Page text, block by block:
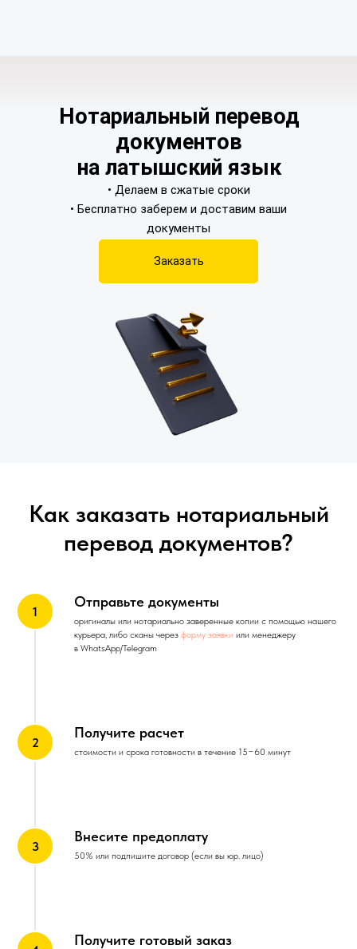
Нотариальный перевод
документов
на латышский язык
• Делаем в сжатые сроки
• Бесплатно заберем и доставим ваши
документы
Заказать
Как заказать нотариальный
перевод документов?
Отправьте документы
оригиналы или нотариально заверенные копии с помощью нашего
курьера, либо сканы через форму заявки или менеджеру
в WhatsApp/Telegram
Получите расчет
стоимости и срока готовности в течение 15−60 минут
Внесите предоплату
50% или подпишите договор (если вы юр. лицо)
Получите готовый заказ